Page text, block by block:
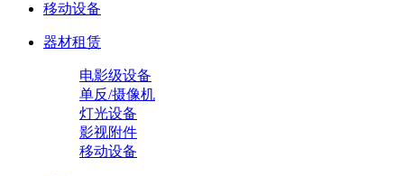
移动设备
器材租赁
电影级设备
单反/摄像机
灯光设备
影视附件
移动设备